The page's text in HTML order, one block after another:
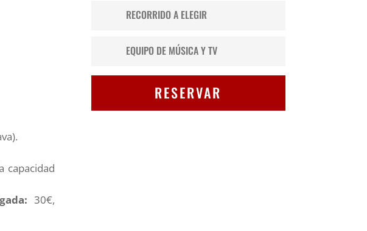
capacidad
30€,
RECORRIDO A ELEGIR
EQUIPO DE MÚSICA Y TV
RESERVAR